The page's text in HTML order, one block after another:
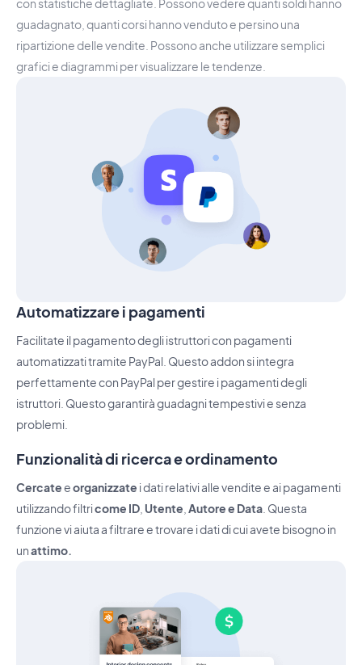
con statistiche dettagliate. Possono vedere quanti soldi hanno
guadagnato, quanti corsi hanno venduto e persino una
ripartizione delle vendite. Possono anche utilizzare semplici
grafici e diagrammi per visualizzare le tendenze.
Automatizzare i pagamenti
Facilitate il pagamento degli istruttori con pagamenti
automatizzati tramite PayPal. Questo addon si integra
perfettamente con PayPal per gestire i pagamenti degli
istruttori. Questo garantirà guadagni tempestivi e senza
problemi.
Funzionalità di ricerca e ordinamento
Cercateeorganizzate i dati relativi alle vendite e ai pagamenti
utilizzando filtricome ID Utente Autore e Data . Questa
funzione vi aiuta a filtrare e trovare i dati di cui avete bisogno in
unattimo.